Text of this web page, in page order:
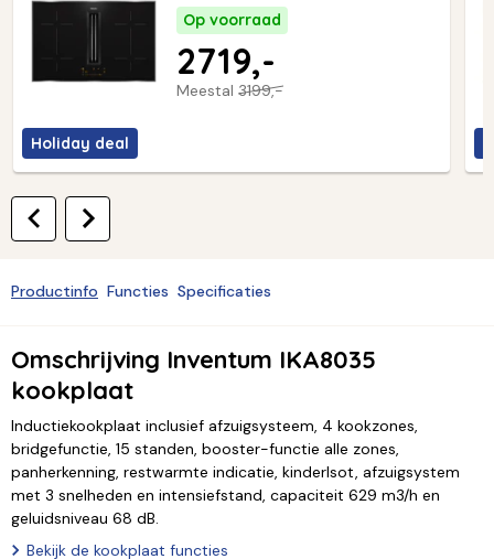
Holiday deal
Op voorraad
Meestal 3199,-
2719,-
Productinfo Functies Specificaties
Omschrijving Inventum IKA8035
kookplaat
Inductiekookplaat inclusief afzuigsysteem, 4 kookzones,
bridgefunctie, 15 standen, booster-functie alle zones,
panherkenning, restwarmte indicatie, kinderlsot, afzuigsystem
met 3 snelheden en intensiefstand, capaciteit 629 m3/h en
geluidsniveau 68 dB.
Bekijk de kookplaat functies